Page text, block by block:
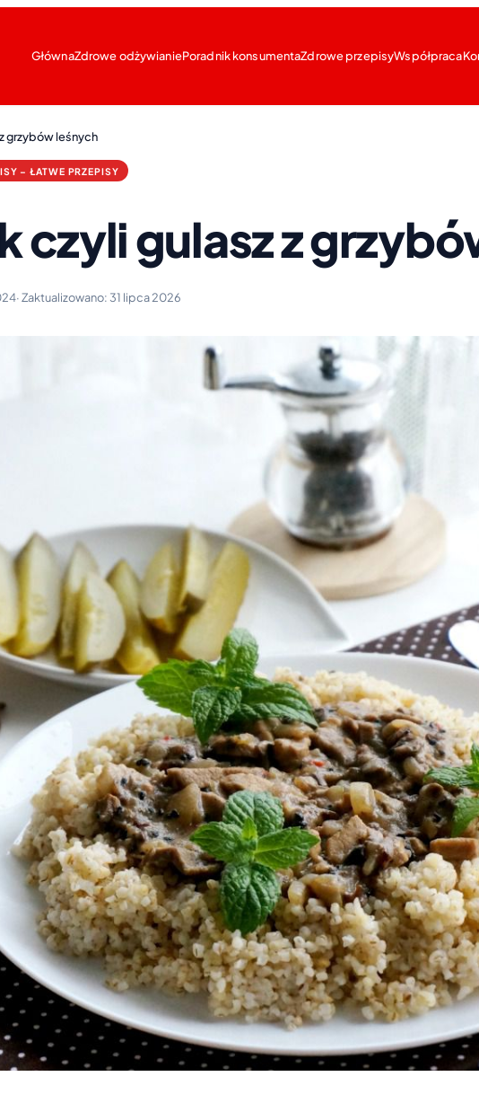
GłównaZdrowe odżywianiePoradnik konsumentaZdrowe przepisyWspółpraca
grzybów leśnych
– ŁATWE PRZEPISY
czyli gulasz z
· Zaktualizowano: 31 lipca 2026